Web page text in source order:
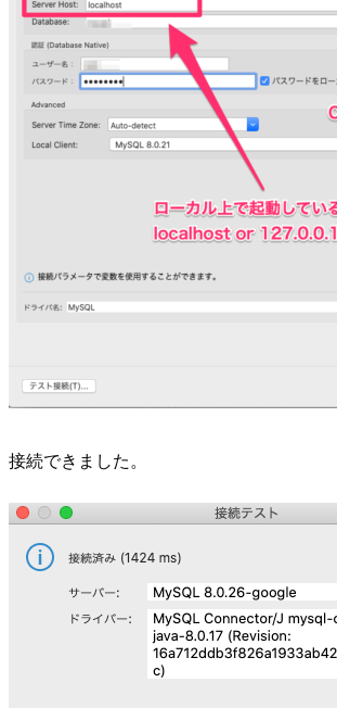
接続できました。